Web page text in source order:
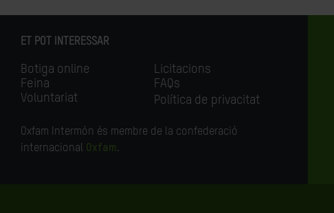
ET POT INTERESSAR
Botiga online
Feina
Voluntariat
Licitacions
FAQs
Política de privacitat
Oxfam Intermón és membre de la confederació
internacional Oxfam.